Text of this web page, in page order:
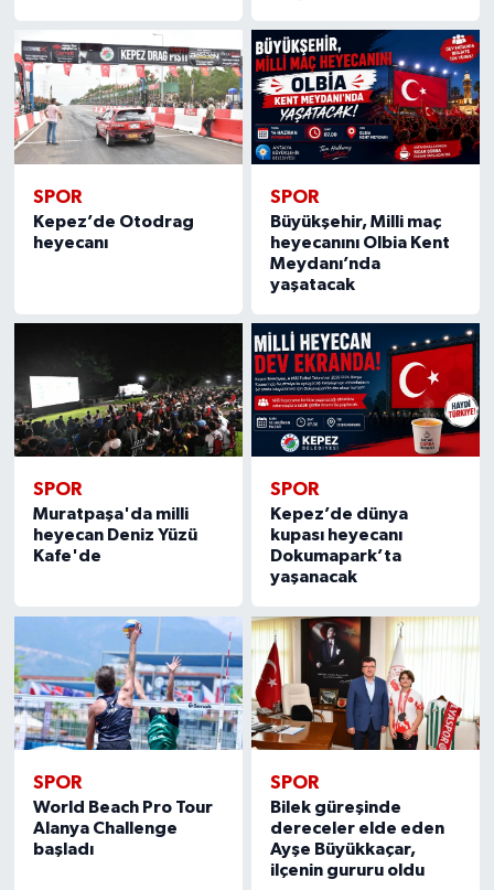
SPOR
Kepez’de Otodrag
heyecanı
SPOR
Büyükşehir, Milli maç
heyecanını Olbia Kent
Meydanı’nda
yaşatacak
SPOR
Muratpaşa'da milli
heyecan Deniz Yüzü
Kafe'de
SPOR
Kepez’de dünya
kupası heyecanı
Dokumapark’ta
yaşanacak
SPOR
World Beach Pro Tour
Alanya Challenge
başladı
SPOR
Bilek güreşinde
dereceler elde eden
Ayşe Büyükkaçar,
ilçenin gururu oldu